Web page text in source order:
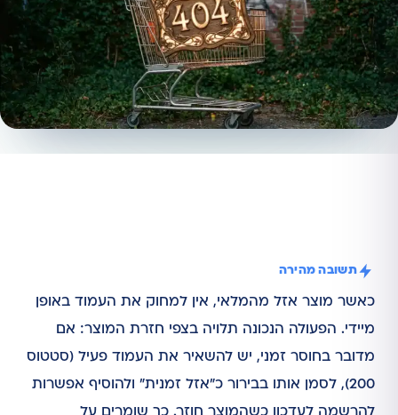
תשובה מהירה
כאשר מוצר אזל מהמלאי, אין למחוק את העמוד באופן
מיידי. הפעולה הנכונה תלויה בצפי חזרת המוצר: אם
מדובר בחוסר זמני, יש להשאיר את העמוד פעיל (סטטוס
200), לסמן אותו בבירור כ"אזל זמנית" ולהוסיף אפשרות
להרשמה לעדכון כשהמוצר חוזר. כך שומרים על